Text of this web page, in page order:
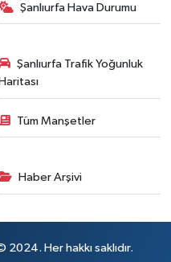
Şanlıurfa Hava Durumu
Şanlıurfa Trafik Yoğunluk
Haritası
Tüm Manşetler
Haber Arşivi
Her hakkı saklıdır.